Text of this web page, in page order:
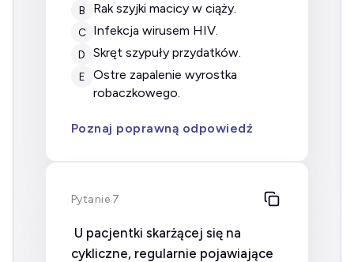
B rak szyjki macicy w ciąży.
C infekcja wirusem HIV.
D skręt szypuły przydatków.
E
ostre zapalenie wyrostka
robaczkowego.
Poznaj poprawną odpowiedź
Pytanie 7
U pacjentki skarżącej się na
cykliczne, regularnie pojawiające